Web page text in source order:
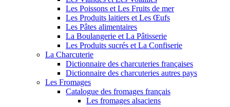
Les Poissons et Les Fruits de mer
Les Produits laitiers et Les Œufs
Les Pâtes alimentaires
La Boulangerie et La Pâtisserie
Les Produits sucrés et La Confiserie
La Charcuterie
Dictionnaire des charcuteries françaises
Dictionnaire des charcuteries autres pays
Les Fromages
Catalogue des fromages français
Les fromages alsaciens